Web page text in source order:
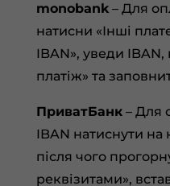
monobank– Для
натисни «Інші
IBAN», уведи IBAN,
платіж» та
ПриватБанк– Для
IBAN натиснути на
після чого
реквізитами»,